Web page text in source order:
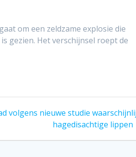
om een zeldzame explosie die
gezien. Het verschijnsel roept de
volgens nieuwe studie
hagedisachtige lippen